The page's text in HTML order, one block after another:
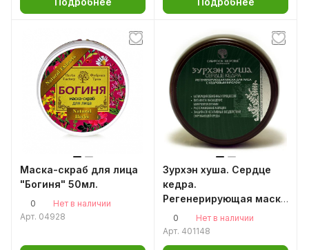
Маска-скраб для лица
"Богиня" 50мл.
0
Нет в наличии
Арт. 04928
Зурхэн хуша. Сердце
кедра.
Регенерирующая маска
для лица 100мл.
0
Нет в наличии
Арт. 401148